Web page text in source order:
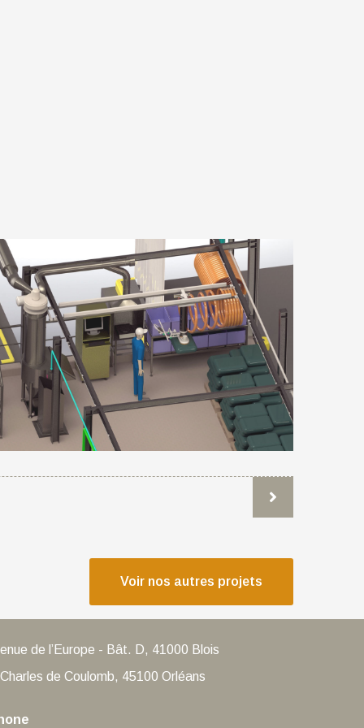
Voir nos autres projets
de l’Europe - Bât. D, 41000 Blois
de Coulomb, 45100 Orléans